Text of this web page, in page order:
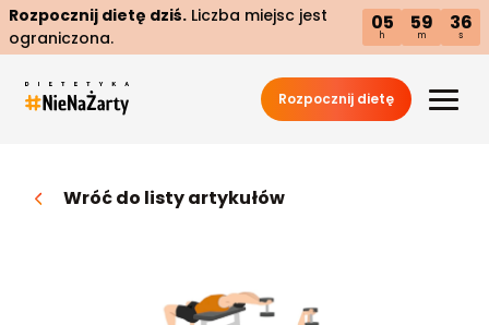
Rozpocznij dietę dziś. Liczba miejsc jest
ograniczona.
05
h
59
m
35
s
Rozpocznij dietę
Wróć do listy artykułów